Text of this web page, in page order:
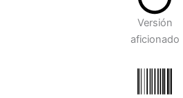
Versión
aficionado